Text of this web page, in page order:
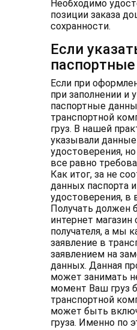
Необходимо
позиции заказа
сохранности.
Если
Если при
при заполнении и
паспортные
транспортной
груз. В нашей
указывали
удостоверения,
все равно
Как итог, за не
данных паспорта
удостоверения, в
Получать должен
интернет
получателя, а мы
заявление в
заявлением на
данных. Данная
может занимать
момент Ваш груз
транспортной
может быть
груза. Именно по